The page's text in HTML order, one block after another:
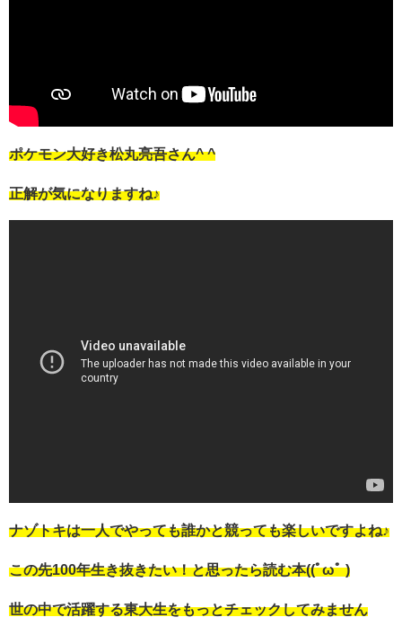
ポケモン大好き松丸亮吾さん^ ^
正解が気になりますね♪
ナゾトキは一人でやっても誰かと競っても楽しいですよね♪
この先100年生き抜きたい！と思ったら読む本((ﾟωﾟ )
世の中で活躍する東大生をもっとチェックしてみません